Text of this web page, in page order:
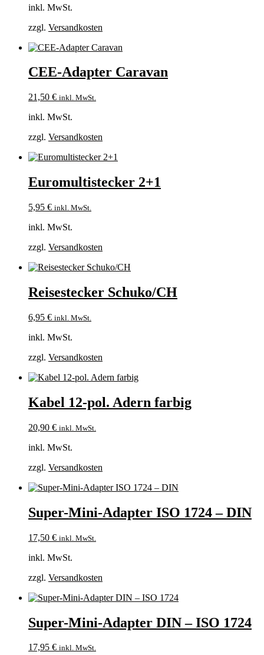
inkl. MwSt.
zzgl. Versandkosten
CEE-Adapter Caravan
21,50 € inkl. MwSt.
inkl. MwSt.
zzgl. Versandkosten
Euromultistecker 2+1
5,95 € inkl. MwSt.
inkl. MwSt.
zzgl. Versandkosten
Reisestecker Schuko/CH
6,95 € inkl. MwSt.
inkl. MwSt.
zzgl. Versandkosten
Kabel 12-pol. Adern farbig
20,90 € inkl. MwSt.
inkl. MwSt.
zzgl. Versandkosten
Super-Mini-Adapter ISO 1724 – DIN
17,50 € inkl. MwSt.
inkl. MwSt.
zzgl. Versandkosten
Super-Mini-Adapter DIN – ISO 1724
17,95 € inkl. MwSt.